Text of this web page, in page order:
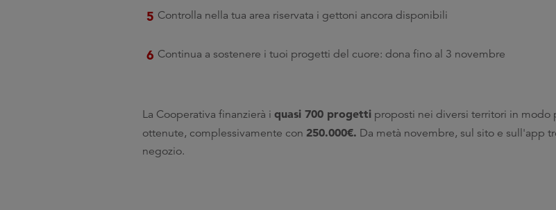
Controlla nella tua area riservata i gettoni ancora disponibili
Continua a sostenere i tuoi progetti del cuore: dona fino al 3 novembre
La Cooperativa finanzierà i quasi 700 progetti proposti nei diversi territori in modo
ottenute, complessivamente con 250.000€. Da metà novembre, sul sito e sull'app
negozio.